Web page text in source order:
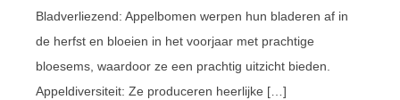
Bladverliezend: Appelbomen werpen hun bladeren af in
de herfst en bloeien in het voorjaar met prachtige
bloesems, waardoor ze een prachtig uitzicht bieden.
Appeldiversiteit: Ze produceren heerlijke […]